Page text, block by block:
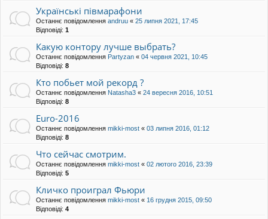
Українські півмарафони
Останнє повідомлення andruu « 25 липня 2021, 17:45
Відповіді: 1
Какую контору лучше выбрать?
Останнє повідомлення Partyzan « 04 червня 2021, 10:45
Відповіді: 8
Кто побьет мой рекорд ?
Останнє повідомлення Natasha3 « 24 вересня 2016, 10:51
Відповіді: 8
Euro-2016
Останнє повідомлення mikki-most « 03 липня 2016, 01:12
Відповіді: 8
Что сейчас смотрим.
Останнє повідомлення mikki-most « 02 лютого 2016, 23:39
Відповіді: 5
Кличко проиграл Фьюри
Останнє повідомлення mikki-most « 16 грудня 2015, 09:50
Відповіді: 4